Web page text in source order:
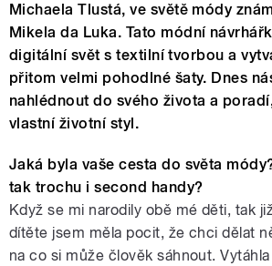
Michaela Tlustá, ve světě módy
Mikela da Luka. Tato módní
digitální svět s textilní tvorbou a
přitom velmi pohodlné šaty. Dnes
nahlédnout do svého života a
vlastní životní styl.
Jaká byla vaše cesta do světa
tak trochu i second handy?
Když se mi narodily obě mé děti, tak
dítěte jsem měla pocit, že chci dělat
na co si může člověk sáhnout.